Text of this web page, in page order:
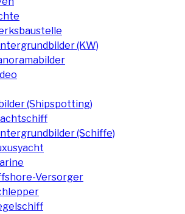
(KW)
(Shipspotting)
(Schiffe)
Versorger